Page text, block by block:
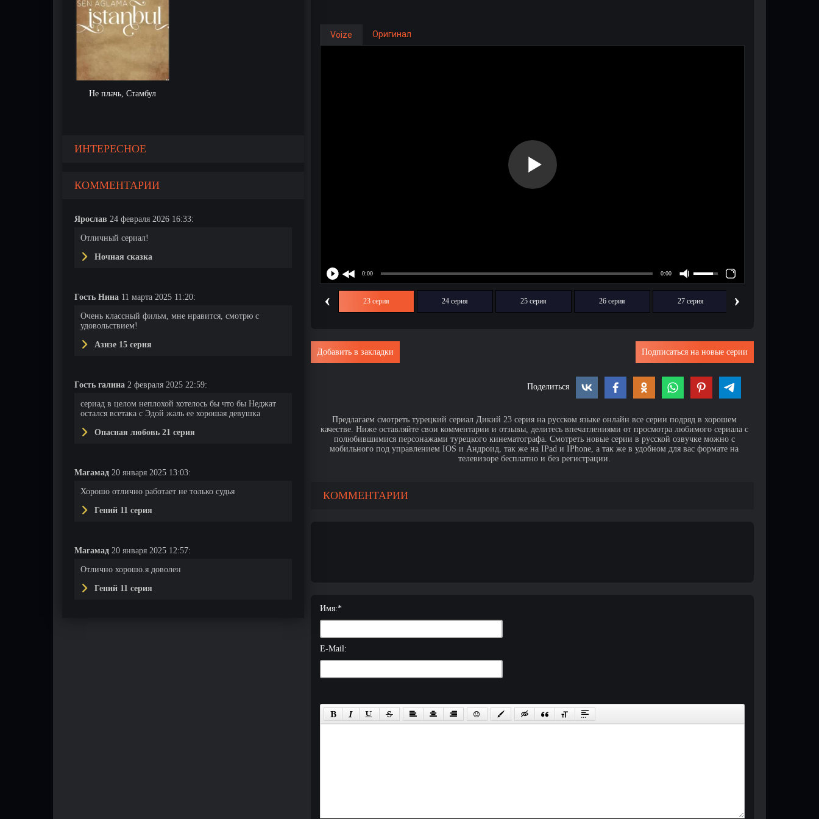
Не плачь, Стамбул
ИНТЕРЕСНОЕ
КОММЕНТАРИИ
Ярослав 24 февраля 2026 16:33:
Отличный сериал!
Ночная сказка
Гость Нина 11 марта 2025 11:20:
Очень классный фильм, мне нравится, смотрю с
удовольствием!
Азизе 15 серия
Гость галина 2 февраля 2025 22:59:
сериад в целом неплохой хотелось бы что бы Неджат
остался всетака с Эдой жаль ее хорошая девушка
Опасная любовь 21 серия
Магамад 20 января 2025 13:03:
Хорошо отлично работает не только судья
Гений 11 серия
Магамад 20 января 2025 12:57:
Отлично хорошо.я доволен
Гений 11 серия
Voize Оригинал
‹
19 серия 20 серия 23 серия 24 серия 25 серия 26 серия 27 серия ›
Подписаться на новые серии
Добавить в закладки
Поделиться
Предлагаем смотреть турецкий сериал Дикий 23 серия на русском языке онлайн все серии подряд в хорошем
качестве. Ниже оставляйте свои комментарии и отзывы, делитесь впечатлениями от просмотра любимого сериала с
полюбившимися персонажами турецкого кинематографа. Смотреть новые серии в русской озвучке можно с
мобильного под управлением IOS и Андроид, так же на IPad и IPhone, а так же в удобном для вас формате на
телевизоре бесплатно и без регистрации.
КОММЕНТАРИИ
Имя:*
E-Mail: